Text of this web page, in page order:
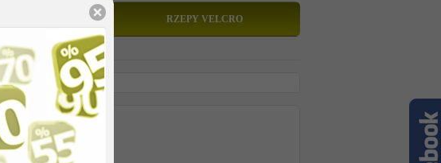
RZEPY VELCRO
Cena netto
40,08 zł